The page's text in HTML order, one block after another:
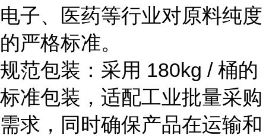
电子、医药等行业对原料纯度
的严格标准。
规范包装：采用 180kg / 桶的
标准包装，适配工业批量采购
需求，同时确保产品在运输和